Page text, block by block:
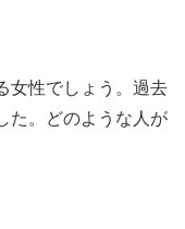
女性でしょう。過去
た。どのような人が